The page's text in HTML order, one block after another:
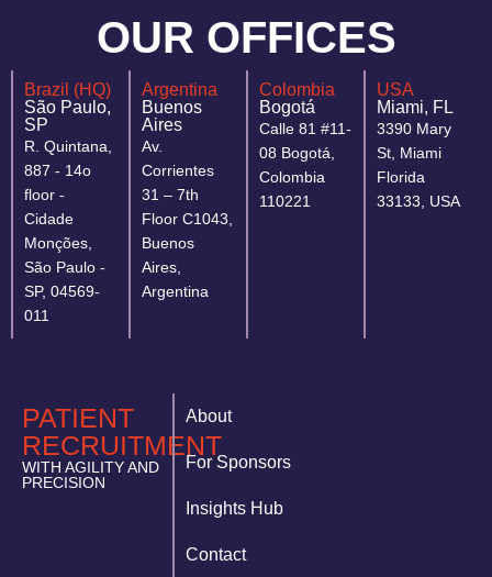
OUR OFFICES
Brazil (HQ)
São Paulo,
SP
R. Quintana,
887 - 14o
floor -
Cidade
Monções,
São Paulo -
SP, 04569-
011
Argentina
Buenos
Aires
Av.
Corrientes
31 – 7th
Floor C1043,
Buenos
Aires,
Argentina
Colombia
Bogotá
Calle 81 #11-
08 Bogotá,
Colombia
110221
USA
Miami, FL
3390 Mary
St, Miami
Florida
33133, USA
PATIENT
RECRUITMENT
WITH AGILITY AND
PRECISION
About
For Sponsors
Insights Hub
Contact